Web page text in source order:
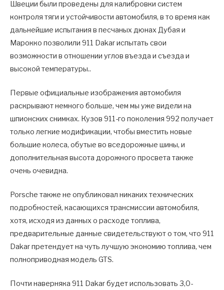
Швеции были проведены для калибровки систем
контроля тяги и устойчивости автомобиля, в то время как
дальнейшие испытания в песчаных дюнах Дубая и
Марокко позволили 911 Dakar испытать свои
возможности в отношении углов въезда и съезда и
высокой температуры..
Первые официальные изображения автомобиля
раскрывают немного больше, чем мы уже видели на
шпионских снимках. Кузов 911-го поколения 992 получает
только легкие модификации, чтобы вместить новые
большие колеса, обутые во вседорожные шины, и
дополнительная высота дорожного просвета также
очень очевидна.
Porsche также не опубликовал никаких технических
подробностей, касающихся трансмиссии автомобиля,
хотя, исходя из данных о расходе топлива,
предварительные данные свидетельствуют о том, что 911
Dakar претендует на чуть лучшую экономию топлива, чем
полноприводная модель GTS.
Почти наверняка 911 Dakar будет использовать 3,0-